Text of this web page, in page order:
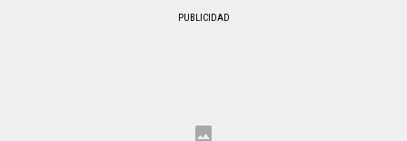
PUBLICIDAD